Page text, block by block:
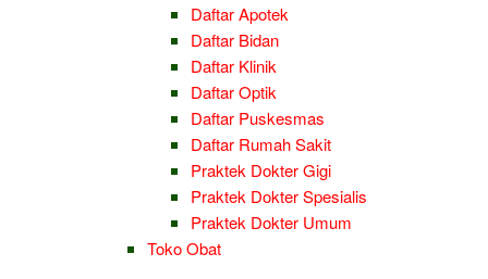
Daftar Apotek
Daftar Bidan
Daftar Klinik
Daftar Optik
Daftar Puskesmas
Daftar Rumah Sakit
Praktek Dokter Gigi
Praktek Dokter Spesialis
Praktek Dokter Umum
Toko Obat